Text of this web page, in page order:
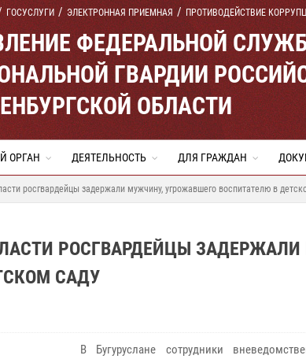
ГОСУСЛУГИ ЭЛЕКТРОННАЯ ПРИЕМНАЯ ПРОТИВОДЕЙСТВИЕ
ФЕДЕРАЛЬНОЙ
ГВАРДИИ
ОБЛАСТИ
ОРГАН ДЕЯТЕЛЬНОСТЬ ДЛЯ ГРАЖДАН
росгвардейцы задержали мужчину, угрожавшего воспитателю в
РОСГВАРДЕЙЦЫ
САДУ
В Бугуруслане сотрудники